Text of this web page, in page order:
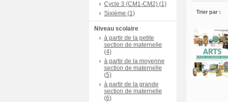
Cycle 3 (CM1-CM2) (1)
Sixième (1)
Niveau scolaire
à partir de la petite
section de maternelle
(4)
à partir de la moyenne
section de maternelle
(5)
à partir de la grande
section de maternelle
(6)
Trier par :